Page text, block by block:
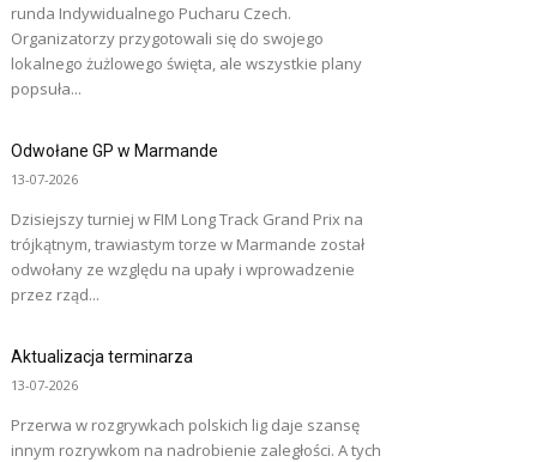
runda Indywidualnego Pucharu Czech.
Organizatorzy przygotowali się do swojego
lokalnego żużlowego święta, ale wszystkie plany
popsuła...
Odwołane GP w Marmande
13-07-2026
Dzisiejszy turniej w FIM Long Track Grand Prix na
trójkątnym, trawiastym torze w Marmande został
odwołany ze względu na upały i wprowadzenie
przez rząd...
Aktualizacja terminarza
13-07-2026
Przerwa w rozgrywkach polskich lig daje szansę
innym rozrywkom na nadrobienie zaległości. A tych